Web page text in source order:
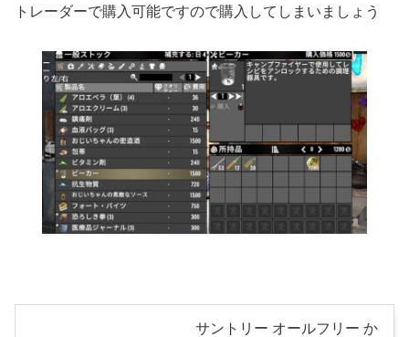
トレーダーで購入可能ですので購入してしまいましょう
サントリー オールフリー か